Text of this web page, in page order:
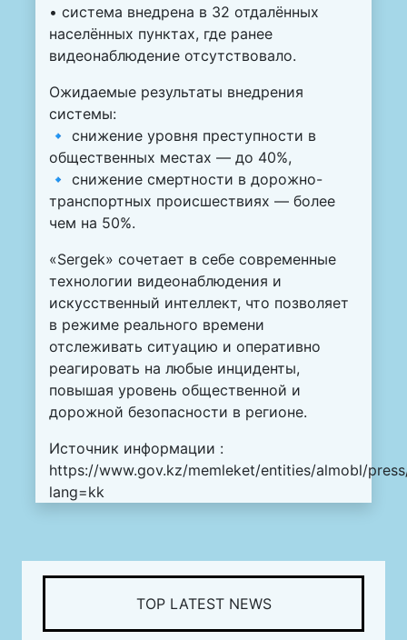
• система внедрена в 32 отдалённых
населённых пунктах, где ранее
видеонаблюдение отсутствовало.
Ожидаемые результаты внедрения
системы:
🔹 снижение уровня преступности в
общественных местах — до 40%,
🔹 снижение смертности в дорожно-
транспортных происшествиях — более
чем на 50%.
«Sergek» сочетает в себе современные
технологии видеонаблюдения и
искусственный интеллект, что позволяет
в режиме реального времени
отслеживать ситуацию и оперативно
реагировать на любые инциденты,
повышая уровень общественной и
дорожной безопасности в регионе.
Источник информации :
https://www.gov.kz/memleket/entities/almobl/
lang=kk
TOP LATEST NEWS